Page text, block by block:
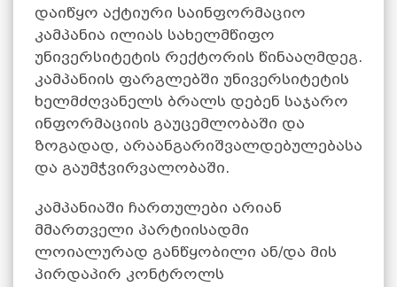
დაიწყო აქტიური საინფორმაციო
კამპანია ილიას სახელმწიფო
უნივერსიტეტის რექტორის წინააღმდეგ.
კამპანიის ფარგლებში უნივერსიტეტის
ხელმძღვანელს ბრალს დებენ საჯარო
ინფორმაციის გაუცემლობაში და
ზოგადად, არაანგარიშვალდებულებასა
და გაუმჭვირვალობაში.
კამპანიაში ჩართულები არიან
მმართველი პარტიისადმი
ლოიალურად განწყობილი ან/და მის
პირდაპირ კონტროლს